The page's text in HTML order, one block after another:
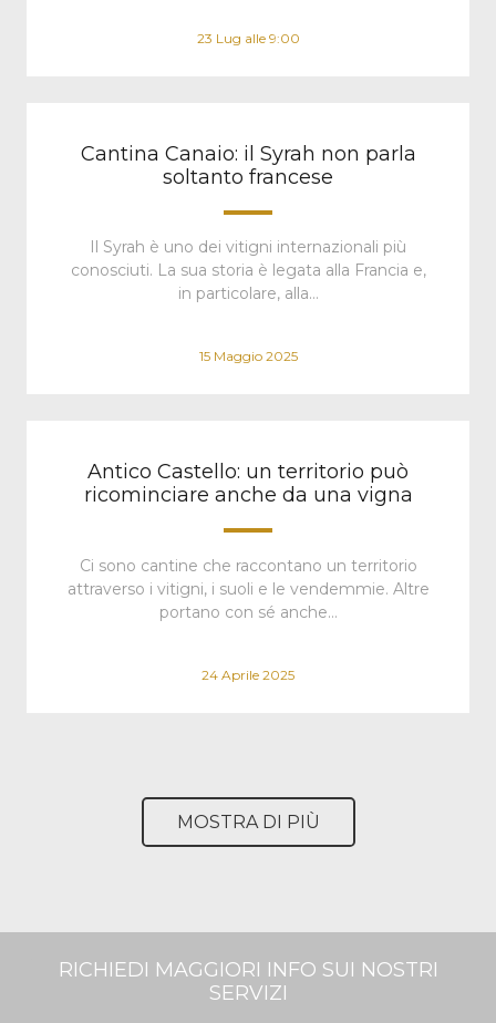
23 Lug alle 9:00
Cantina Canaio: il Syrah non parla
soltanto francese
Il Syrah è uno dei vitigni internazionali più
conosciuti. La sua storia è legata alla Francia e,
in particolare, alla…
15 Maggio 2025
Antico Castello: un territorio può
ricominciare anche da una vigna
Ci sono cantine che raccontano un territorio
attraverso i vitigni, i suoli e le vendemmie. Altre
portano con sé anche…
24 Aprile 2025
MOSTRA DI PIÙ
RICHIEDI MAGGIORI INFO SUI NOSTRI
SERVIZI